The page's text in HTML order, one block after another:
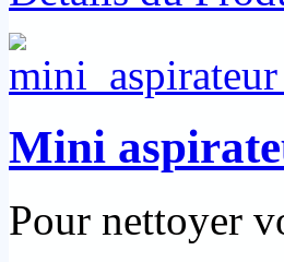
Mini
Pour nettoyer